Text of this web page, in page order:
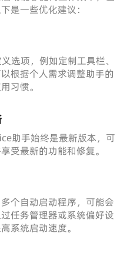
是一些优化建议：
选项，例如定制工具栏、
根据个人需求调整助手的
习惯。
助手始终是最新版本，可
受最新的功能和修复。
个自动启动程序，可能会
任务管理器或系统偏好设
系统启动速度。